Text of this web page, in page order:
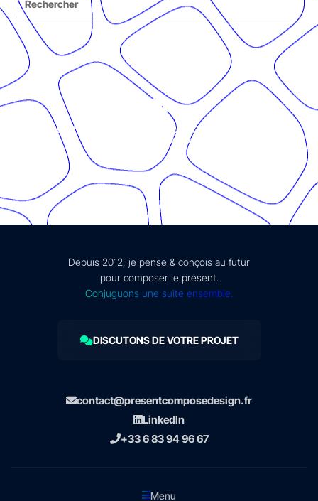
© Présent Composé design - 2024 - Tous droits réservés -
mentions légales
Depuis 2012, je pense & conçois au futur
pour composer le présent.
Conjuguons une suite ensemble.
DISCUTONS DE VOTRE PROJET
contact@presentcomposedesign.fr
LinkedIn
+33 6 83 94 96 67
Menu